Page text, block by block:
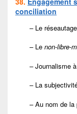
conciliation
– Le réseautage
– Le non-libre-
– Journalisme à
– La subjectivité
– Au nom de la